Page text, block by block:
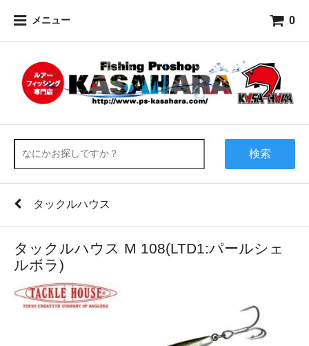
メニュー 0
検索
タックルハウス
タックルハウス M 108(LTD1:パールシェ
ルボラ)